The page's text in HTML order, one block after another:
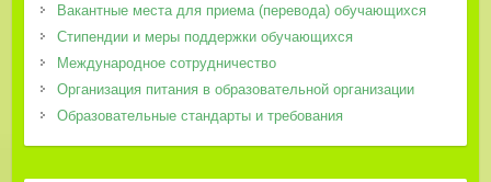
Вакантные места для приема (перевода) обучающихся
Стипендии и меры поддержки обучающихся
Международное сотрудничество
Организация питания в образовательной организации
Образовательные стандарты и требования